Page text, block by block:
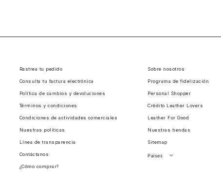
Rastrea tu pedido
Consulta tu factura electrónica
Política de cambios y devoluciones
Términos y condiciones
Condiciones de actividades comerciales
Nuestras políticas
Línea de transparencia
Contáctanos
¿Cómo comprar?
Sobre nosotros
Programa de fidelización
Personal Shopper
Crédito Leather Lovers
Leather For Good
Nuestras tiendas
Sitemap
Países